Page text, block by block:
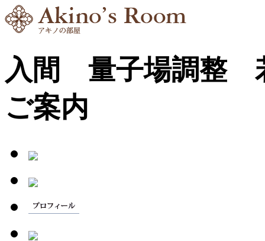
入間 量子場調整
ご案内